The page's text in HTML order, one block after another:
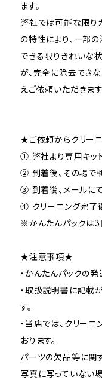
ます。
弊社では可能な限り
の特性により、一部
できる限りきれいな
が、完全に除去でき
えご依頼いただきま
★ご依頼からクリー
① 弊社より専用キット
② 到着後、その場
③ 到着後、メールにて
④ クリーニング完了
※かんたんパックは3
★注意事項★
・かんたんパックの
・取扱説明書に記載
す。
・当店では、クリー
おります。
パーツの欠品等に関
写真に写っていない